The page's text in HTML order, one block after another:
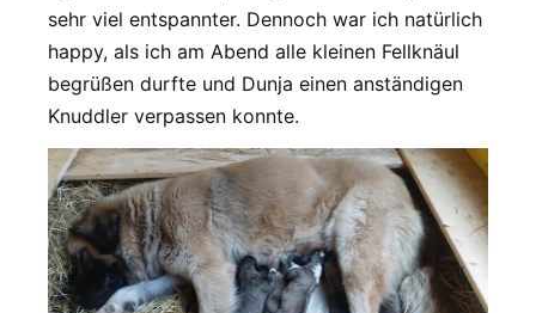
sehr viel entspannter. Dennoch war ich natürlich
happy, als ich am Abend alle kleinen Fellknäul
begrüßen durfte und Dunja einen anständigen
Knuddler verpassen konnte.